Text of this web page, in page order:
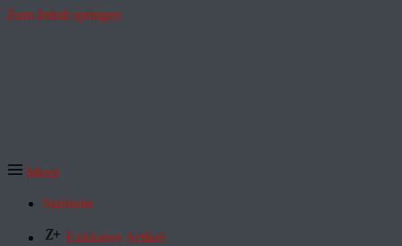
Zum Inhalt springen
Menü
Startseite
Exklusive Artikel